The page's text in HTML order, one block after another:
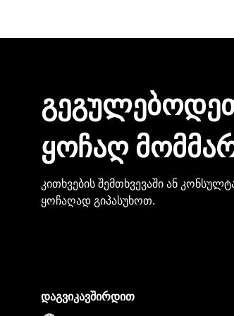
ᲧᲝᲩᲐᲦ
კითხვების შემთხვევაში ან
ყოჩაღად გიპასუხოთ.
დაგვიკავშირდით